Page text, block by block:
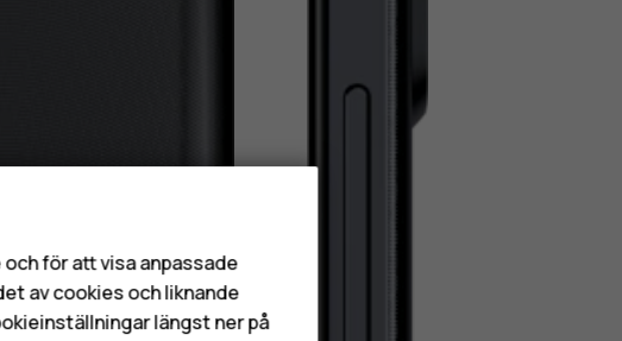
för att visa anpassade
av cookies och liknande
längst ner på